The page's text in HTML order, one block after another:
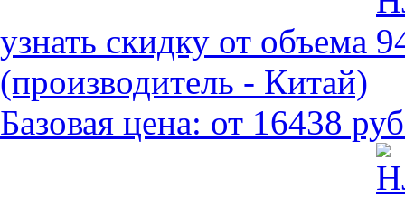
узнать скидку от объема
(производитель - Китай)
Базовая цена: от 16438